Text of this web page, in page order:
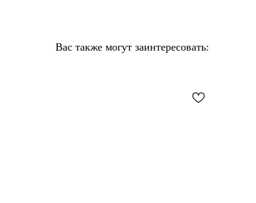
Вас также могут заинтересовать: